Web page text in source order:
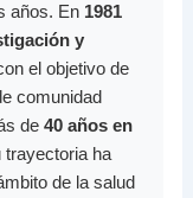
años. En 1981
y
el objetivo de
comunidad
de 40 años en
trayectoria ha
de la salud